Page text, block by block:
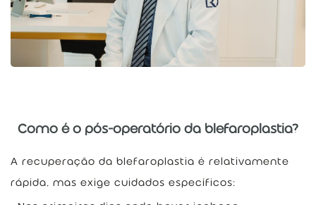
Como é o pós-operatório da blefaroplastia?
A recuperação da blefaroplastia é relativamente
rápida, mas exige cuidados específicos: